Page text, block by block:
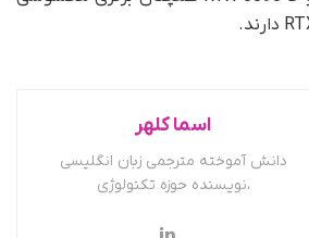
اسما کلهر
دانش آموخته مترجمی زبان انگلیسی
،نویسنده حوزه تکنولوژی